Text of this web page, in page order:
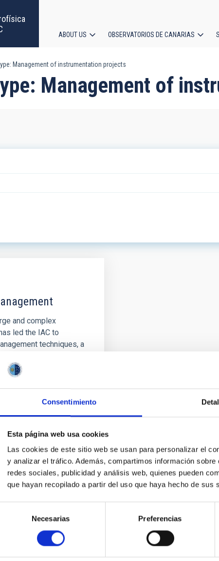
Consentimiento
Esta página web usa cookies
Las cookies de este sitio web se usan para personalizar el
y analizar el tráfico. Además, compartimos información
redes sociales, publicidad y análisis web, quienes pueden
que hayan recopilado a partir del uso que haya hecho de sus
consentimiento
Necesarias Preferencias
navigation
ABOUT US OBSERVATORIOS DE CANARIAS
Management of instrumentation projects
Management of
and complex
led the IAC to
techniques, a
human...